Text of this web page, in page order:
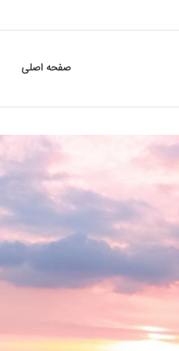
صفحه اصلی